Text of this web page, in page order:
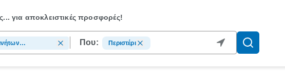
για αποκλειστικές προσφορές!
Που: Περιστέρι